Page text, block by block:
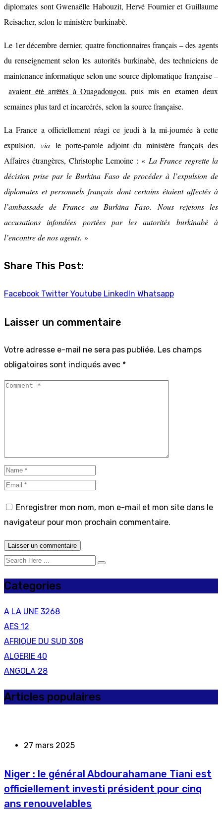
diplomates sont Gwenaëlle Habouzit, Hervé Fournier et Guillaume
Reisacher, selon le ministère burkinabè.
Le 1er décembre dernier, quatre fonctionnaires français – des agents
du renseignement selon les autorités burkinabè, des techniciens de
maintenance informatique selon une source diplomatique française –
avaient été arrêtés à Ouagadougou, puis mis en examen deux
semaines plus tard et incarcérés, selon la source française.
La France a officiellement réagi ce jeudi à la mi-journée à cette
expulsion,via le porte-parole adjoint du ministère français des
Affaires étrangères, Christophe Lemoine : « La France regrette la
décision prise par le Burkina Faso de procéder à l’expulsion de
diplomates et personnels français dont certains étaient affectés à
l’ambassade de France au Burkina Faso. Nous rejetons les
accusations infondées portées par les autorités burkinabè à
l’encontre de nos agents. »
Share This Post:
Facebook Twitter Youtube LinkedIn Whatsapp
Laisser un commentaire
Votre adresse e-mail ne sera pas publiée. Les champs
obligatoires sont indiqués avec *
Enregistrer mon nom, mon e-mail et mon site dans le
navigateur pour mon prochain commentaire.
Categories
A LA UNE 3268
AES 12
AFRIQUE DU SUD 308
ALGERIE 40
ANGOLA 28
Articles populaires
27 mars 2025
Niger : le général Abdourahamane Tiani est
officiellement investi président pour cinq
ans renouvelables